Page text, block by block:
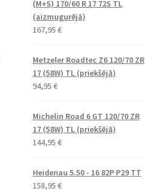
(M+S) 170/60 R 17 72S TL
(aizmugurējā)
167,95 €
Metzeler Roadtec Z6 120/70 ZR
17 (58W) TL (priekšējā)
94,95 €
Michelin Road 6 GT 120/70 ZR
17 (58W) TL (priekšējā)
144,95 €
Heidenau 5.50 - 16 82P P29 TT
158,95 €